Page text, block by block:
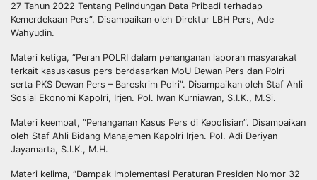
27 Tahun 2022 Tentang Pelindungan Data Pribadi terhadap
Kemerdekaan Pers”. Disampaikan oleh Direktur LBH Pers, Ade
Wahyudin.
Materi ketiga, “Peran POLRI dalam penanganan laporan masyarakat
terkait kasuskasus pers berdasarkan MoU Dewan Pers dan Polri
serta PKS Dewan Pers – Bareskrim Polri”. Disampaikan oleh Staf Ahli
Sosial Ekonomi Kapolri, Irjen. Pol. Iwan Kurniawan, S.I.K., M.Si.
Materi keempat, “Penanganan Kasus Pers di Kepolisian”. Disampaikan
oleh Staf Ahli Bidang Manajemen Kapolri Irjen. Pol. Adi Deriyan
Jayamarta, S.I.K., M.H.
Materi kelima, “Dampak Implementasi Peraturan Presiden Nomor 32